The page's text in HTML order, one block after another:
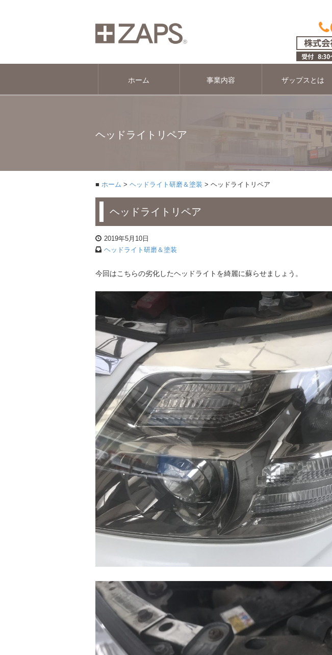
ホーム 事業内容 ザップスとは
ヘッドライトリペア
ホーム ヘッドライト研磨＆塗装 ヘッドライトリペア
ヘッドライトリペア
2019年5月10日
ヘッドライト研磨＆塗装
今回はこちらの劣化したヘッドライトを綺麗に蘇らせましょう。